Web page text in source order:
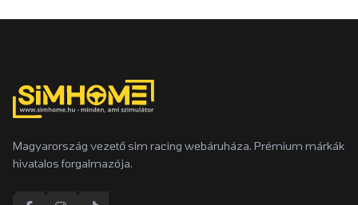
Magyarország vezető sim racing webáruháza. Prémium márkák
hivatalos forgalmazója.